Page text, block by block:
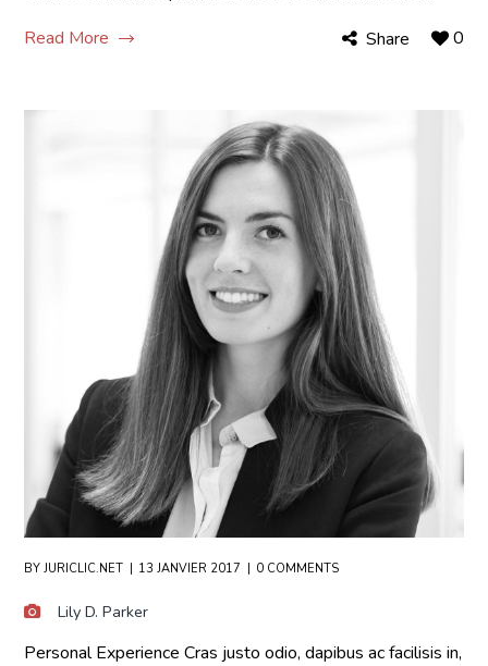
Read More
Share 0
BYJURICLIC.NET 13 JANVIER 2017 0 COMMENTS
Lily D. Parker
Personal Experience Cras justo odio, dapibus ac facilisis in,